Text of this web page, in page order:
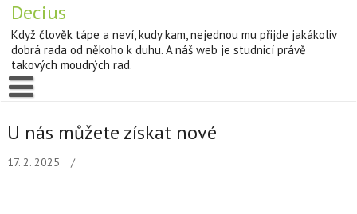
Decius
Když člověk tápe a neví, kudy kam, nejednou mu přijde jakákoliv
dobrá rada od někoho k duhu. A náš web je studnicí právě
takových moudrých rad.
U nás můžete získat nové
17. 2. 2025